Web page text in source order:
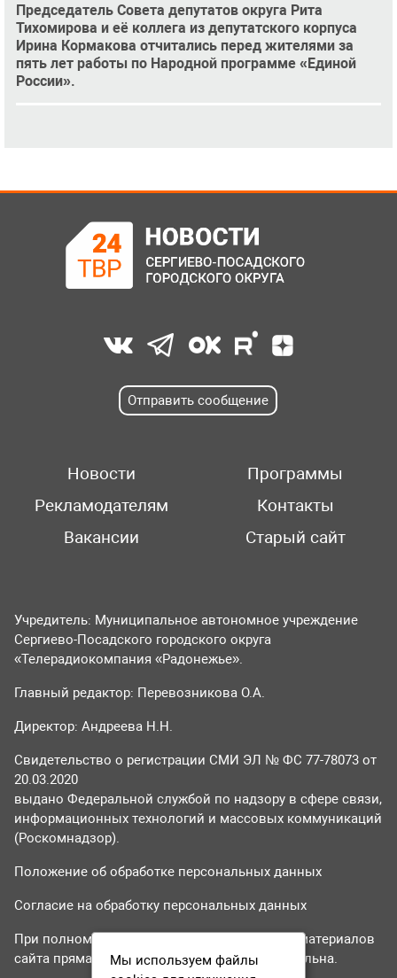
Председатель Совета депутатов округа Рита
Тихомирова и её коллега из депутатского корпуса
Ирина Кормакова отчитались перед жителями за
пять лет работы по Народной программе «Единой
России».
Отправить сообщение
Новости
Программы
Рекламодателям
Контакты
Вакансии
Старый сайт
Учредитель: Муниципальное автономное учреждение
Сергиево-Посадского городского округа
«Телерадиокомпания «Радонежье».
Главный редактор: Перевозникова О.А.
Директор: Андреева Н.Н.
Свидетельство о регистрации СМИ ЭЛ № ФС 77-78073 от
20.03.2020
выдано Федеральной службой по надзору в сфере связи,
информационных технологий и массовых коммуникаций
(Роскомнадзор).
Положение об обработке персональных данных
Согласие на обработку персональных данных
При полном или частичном использовании материалов
сайта прямая гиперссылка на tvr24.tv обязательна.
Мы используем файлы